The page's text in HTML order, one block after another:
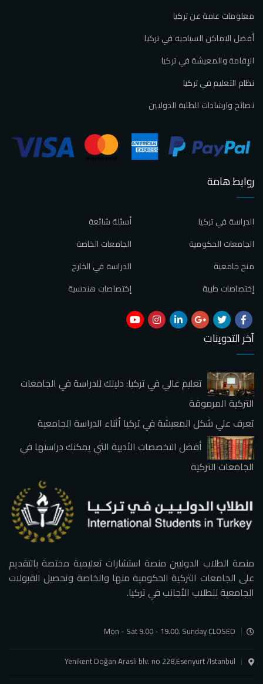
معلومات عامة عن تركيا
أفضل الاماكن السياحية في تركيا
الإقامة والمعيشة في تركيا
نظام التعليم في تركيا
نصائح وارشادات للطلبة الدوليين
روابط هامة
أسئلة شائعة
الدراسة في تركيا
الجامعات الخاصة
الجامعات الحكومية
الدراسة في الخارج
منح جامعية
إختصاصات هندسية
إختصاصات طبية
آخر التدوينات
تعليم عالي في تركيا: دليلك للدراسة في الجامعات
التركية المرموقة
تعرف علي شكل المعيشة في تركيا أثناء الدراسة الجامعية
أفضل التخصصات الأدبية التي يمكنك دراستها في
الجامعات التركية
منصة الطلاب الدوليين منصة استشارات تعليمية مختصة بالتقديم
على الجامعات التركية الحكومية منها والخاصة وتحصيل القبولات
الجامعية للطلاب الأجانب في تركيا.
Mon - Sat 9.00 - 19.00. Sunday CLOSED
Yenikent Doğan Arasli blv. no 228,Esenyurt /Istanbul